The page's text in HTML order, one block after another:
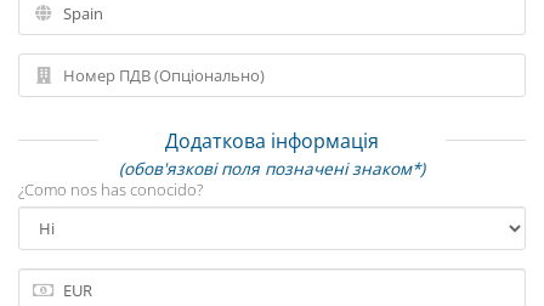
Додаткова інформація
(обов'язкові поля позначені знаком*)
¿Como nos has conocido?